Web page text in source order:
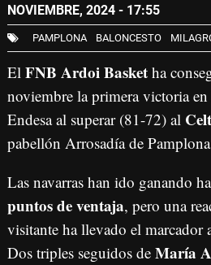
NOVIEMBRE, 2024 - 17:55
PAMPLONA BALONCESTO
El FNB Ardoi Basket ha
noviembre la primera victoria
Endesa al superar (81-72) al
pabellón Arrosadía de
Las navarras han ido ganando
puntos de ventaja, pero una
visitante ha llevado el marcador
Dos triples seguidos de María